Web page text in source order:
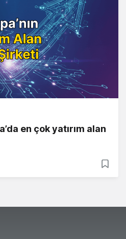
en çok yatırım alan